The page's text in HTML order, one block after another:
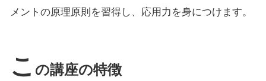
メントの原理原則を習得し、応用力を身につけます。
こ の講座の特徴